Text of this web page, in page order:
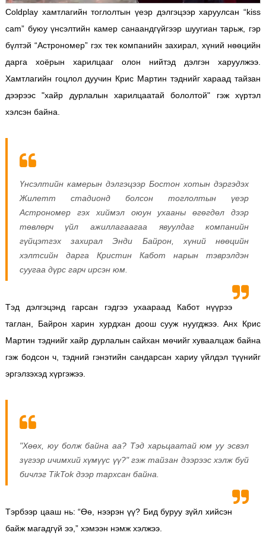
Coldplay хамтлагийн тоглолтын үеэр дэлгэцээр харуулсан “kiss
cam” буюу үнсэлтийн камер санаандгүйгээр шуугиан тарьж, гэр
бүлтэй “Астрономер” гэх тек компанийн захирал, хүний нөөцийн
дарга хоёрын харилцааг олон нийтэд дэлгэн харуулжээ.
Хамтлагийн гоцлол дуучин Крис Мартин тэднийг хараад тайзан
дээрээс "хайр дурлалын харилцаатай бололтой" гэж хүртэл
хэлсэн байна.
Үнсэлтийн камерын дэлгэцээр Бостон хотын дэргэдэх
Жилетт стадионд болсон тоглолтын үеэр
Астрономер гэх хиймэл оюун ухааны өгөгдөл дээр
төвлөрч үйл ажиллагаагаа явуулдаг компанийн
гүйцэтгэх захирал Энди Байрон, хүний нөөцийн
хэлтсийн дарга Кристин Кабот нарын тэврэлдэн
суугаа дүрс гарч ирсэн юм.
Тэд дэлгэцэнд гарсан гэдгээ ухаараад Кабот нүүрээ
таглан, Байрон харин хурдхан доош сууж нуугджээ. Анх Крис
Мартин тэднийг хайр дурлалын сайхан мөчийг хуваалцаж байна
гэж бодсон ч, тэдний гэнэтийн сандарсан хариу үйлдэл түүнийг
эргэлзэхэд хүргэжээ.
"Хөөх, юу болж байна аа? Тэд харьцаатай юм уу эсвэл
зүгээр ичимхий хүмүүс үү?" гэж тайзан дээрээс хэлж буй
бичлэг TikTok дээр тархсан байна.
Тэрбээр цааш нь: “Өө, нээрэн үү? Бид буруу зүйл хийсэн
байж магадгүй ээ,” хэмээн нэмж хэлжээ.